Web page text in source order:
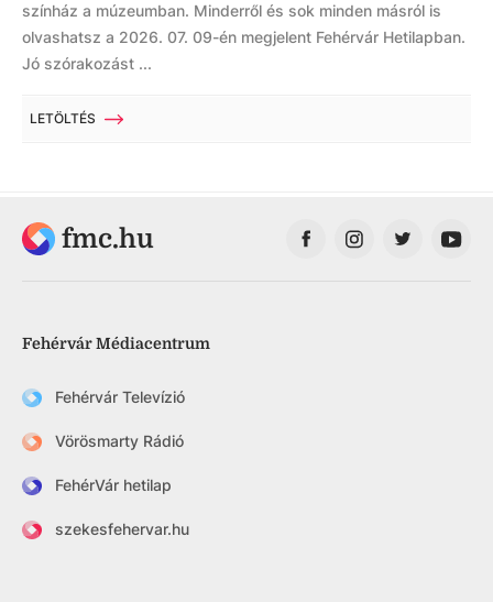
színház a múzeumban. Minderről és sok minden másról is
olvashatsz a 2026. 07. 09-én megjelent Fehérvár Hetilapban.
Jó szórakozást ...
LETÖLTÉS
fmc.hu
Fehérvár Médiacentrum
Fehérvár Televízió
Vörösmarty Rádió
FehérVár hetilap
szekesfehervar.hu